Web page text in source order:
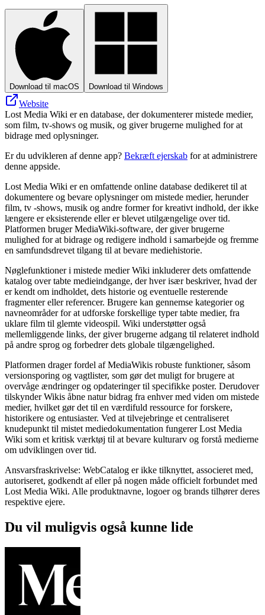
Download til macOS Download til Windows
Website
Lost Media Wiki er en database, der dokumenterer mistede medier,
som film, tv-shows og musik, og giver brugerne mulighed for at
bidrage med oplysninger.
Er du udvikleren af denne app? Bekræft ejerskab for at administrere
denne appside.
Lost Media Wiki er en omfattende online database dedikeret til at
dokumentere og bevare oplysninger om mistede medier, herunder
film, tv -shows, musik og andre former for kreativt indhold, der ikke
længere er eksisterende eller er blevet utilgængelige over tid.
Platformen bruger MediaWiki-software, der giver brugerne
mulighed for at bidrage og redigere indhold i samarbejde og fremme
en samfundsdrevet tilgang til at bevare mediehistorie.
Nøglefunktioner i mistede medier Wiki inkluderer dets omfattende
katalog over tabte medieindgange, der hver især beskriver, hvad der
er kendt om indholdet, dets historie og eventuelle resterende
fragmenter eller referencer. Brugere kan gennemse kategorier og
navneområder for at udforske forskellige typer tabte medier, fra
uklare film til glemte videospil. Wiki understøtter også
mellemliggende links, der giver brugerne adgang til relateret indhold
på andre sprog og forbedrer dets globale tilgængelighed.
Platformen drager fordel af MediaWikis robuste funktioner, såsom
versionsporing og vagtlister, som gør det muligt for brugere at
overvåge ændringer og opdateringer til specifikke poster. Derudover
tilskynder Wikis åbne natur bidrag fra enhver med viden om mistede
medier, hvilket gør det til en værdifuld ressource for forskere,
historikere og entusiaster. Ved at tilvejebringe et centraliseret
knudepunkt til mistet mediedokumentation fungerer Lost Media
Wiki som et kritisk værktøj til at bevare kulturarv og forstå medierne
om udviklingen over tid.
Ansvarsfraskrivelse: WebCatalog er ikke tilknyttet, associeret med,
autoriseret, godkendt af eller på nogen måde officielt forbundet med
Lost Media Wiki. Alle produktnavne, logoer og brands tilhører deres
respektive ejere.
Du vil muligvis også kunne lide